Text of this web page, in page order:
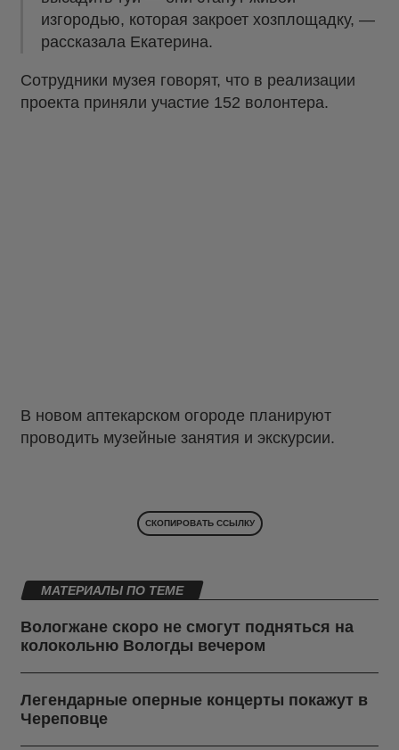
изгородью, которая закроет хозплощадку, —
рассказала Екатерина.
Сотрудники музея говорят, что в реализации
проекта приняли участие 152 волонтера.
В новом аптекарском огороде планируют
проводить музейные занятия и экскурсии.
СКОПИРОВАТЬ ССЫЛКУ
МАТЕРИАЛЫ ПО ТЕМЕ
Вологжане скоро не смогут подняться на
колокольню Вологды вечером
Легендарные оперные концерты покажут в
Череповце